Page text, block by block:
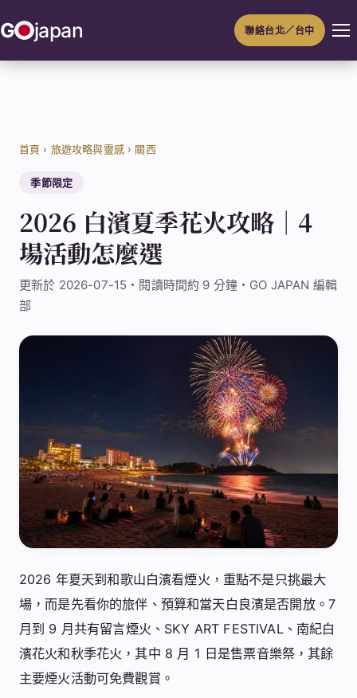
至
G japan 聯絡台北／台中
首頁 › 旅遊攻略與靈感› 關西
季節限定
2026 白濱夏季花火攻略｜4
場活動怎麼選
更新於 2026-07-15・閱讀時間約 9 分鐘・GO JAPAN 編輯
部
2026 年夏天到和歌山白濱看煙火，重點不是只挑最大
場，而是先看你的旅伴、預算和當天白良濱是否開放。7
月到 9 月共有留言煙火、SKY ART FESTIVAL、南紀白
濱花火和秋季花火，其中 8 月 1 日是售票音樂祭，其餘
主要煙火活動可免費觀賞。